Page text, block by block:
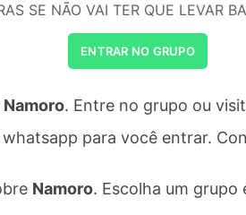
SE NÃO VAI TER QUE LEVAR
ENTRAR NO GRUPO
. Entre no grupo ou
para você entrar.
Namoro. Escolha um grupo